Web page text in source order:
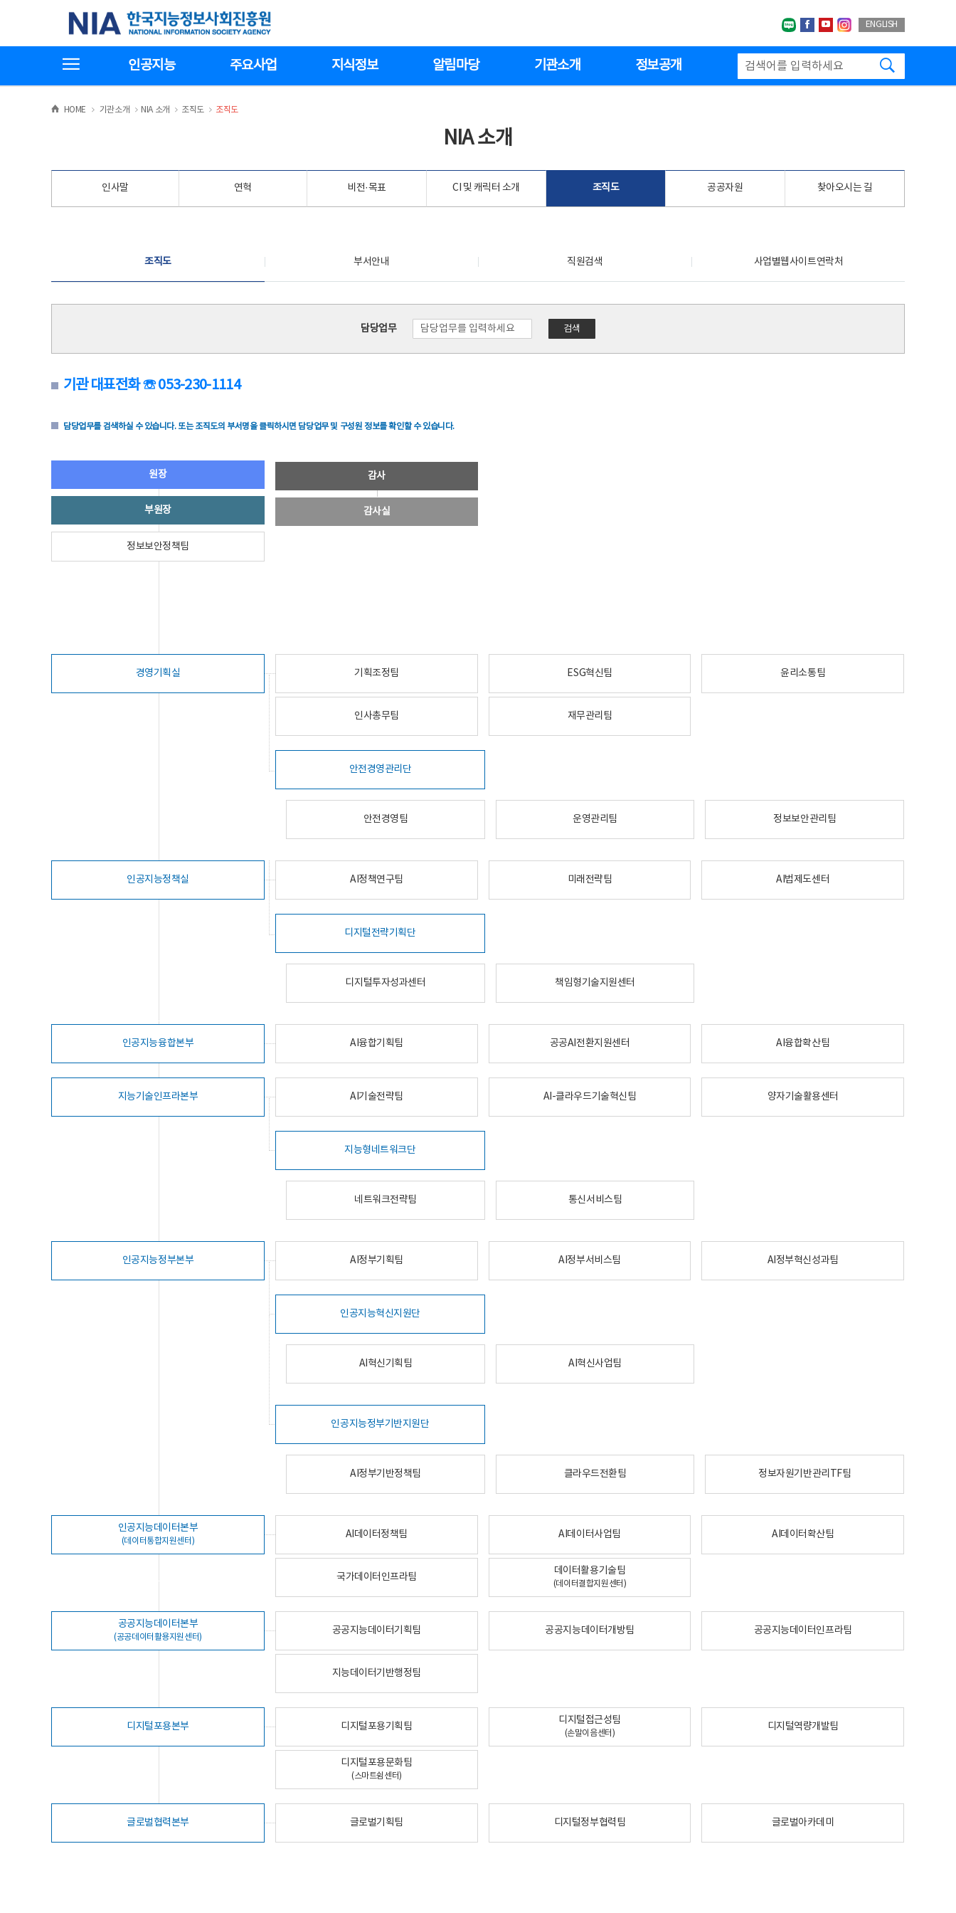
기
한국지능정보사회진흥원
네이버블로그
페이스북
유투브인스타그랩
ENGLISH
인공지능 주요사업 지식정보 알림마당 기관소개 정보공개
HOME >
기관소개 >NIA 소개 >
조직도 >
조직도
NIA 소개
인사말 연혁 비전·목표 CI 및 캐릭터 소개 조직도 공공자원 찾아오시는 길
조직도 부서안내 직원검색 사업별웹사이트연락처
담당업무 검색
기관 대표전화 ☏ 053-230-1114
담당업무를 검색하실 수 있습니다. 또는 조직도의 부서명을 클릭하시면 담당업무 및 구성원 정보를 확인할 수 있습니다.
원장
부원장
정보보안정책팀
감사
감사실
경영기획실 기획조정팀 ESG혁신팀 윤리소통팀
인사총무팀 재무관리팀
안전경영관리단
안전경영팀 운영관리팀 정보보안관리팀
인공지능정책실 AI정책연구팀 미래전략팀 AI법제도센터
디지털전략기획단
디지털투자성과센터 책임형기술지원센터
인공지능융합본부 AI융합기획팀 공공AI전환지원센터 AI융합확산팀
지능기술인프라본부 AI기술전략팀 AI-클라우드기술혁신팀 양자기술활용센터
지능형네트워크단
네트워크전략팀 통신서비스팀
인공지능정부본부 AI정부기획팀 AI정부서비스팀 AI정부혁신성과팀
인공지능혁신지원단
AI혁신기획팀 AI혁신사업팀
인공지능정부기반지원단
AI정부기반정책팀 클라우드전환팀 정보자원기반관리TF팀
인공지능데이터본부
(데이터통합지원센터)
AI데이터정책팀 AI데이터사업팀 AI데이터확산팀
국가데이터인프라팀
데이터활용기술팀
(데이터결합지원센터)
공공지능데이터본부
(공공데이터활용지원센터)
공공지능데이터기획팀 공공지능데이터개방팀 공공지능데이터인프라팀
지능데이터기반행정팀
디지털포용본부 디지털포용기획팀
디지털접근성팀
(손말이음센터)
디지털역량개발팀
디지털포용문화팀
(스마트쉼센터)
글로벌협력본부 글로벌기획팀 디지털정부협력팀 글로벌아카데미